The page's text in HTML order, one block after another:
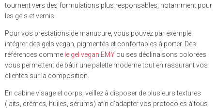
tournent vers des formulations plus responsables, notamment pour
les gels et vernis.
Pour vos prestations de manucure, vous pouvez par exemple
intégrer des gels vegan, pigmentés et confortables à porter. Des
références comme le gel vegan EMY ou ses déclinaisons colorées
vous permettent de bâtir une palette moderne tout en rassurant vos
clientes sur la composition.
En cabine visage et corps, veillez à disposer de plusieurs textures
(laits, crèmes, huiles, sérums) afin d’adapter vos protocoles à tous